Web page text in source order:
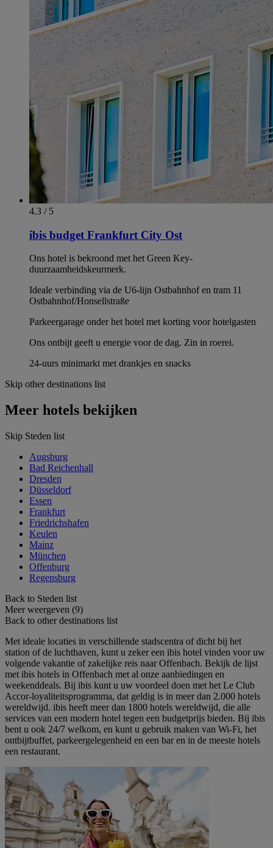
4.3 / 5
ibis budget Frankfurt City Ost
Ons hotel is bekroond met het Green Key-
duurzaamheidskeurmerk.
Ideale verbinding via de U6-lijn Ostbahnhof en tram 11
Ostbahnhof/Honsellstraße
Parkeergarage onder het hotel met korting voor hotelgasten
Ons ontbijt geeft u energie voor de dag. Zin in roerei.
24-uurs minimarkt met drankjes en snacks
Skip other destinations list
Meer hotels bekijken
Skip Steden list
Augsburg
Bad Reichenhall
Dresden
Düsseldorf
Essen
Frankfurt
Friedrichshafen
Keulen
Mainz
München
Offenburg
Regensburg
Back to Steden list
Meer weergeven (9)
Back to other destinations list
Met ideale locaties in verschillende stadscentra of dicht bij het
station of de luchthaven, kunt u zeker een ibis hotel vinden voor uw
volgende vakantie of zakelijke reis naar Offenbach. Bekijk de lijst
met ibis hotels in Offenbach met al onze aanbiedingen en
weekenddeals. Bij ibis kunt u uw voordeel doen met het Le Club
Accor-loyaliteitsprogramma, dat geldig is in meer dan 2.000 hotels
wereldwijd. ibis heeft meer dan 1800 hotels wereldwijd, die alle
services van een modern hotel tegen een budgetprijs bieden. Bij ibis
bent u ook 24/7 welkom, en kunt u gebruik maken van Wi-Fi, het
ontbijtbuffet, parkeergelegenheid en een bar en in de meeste hotels
een restaurant.